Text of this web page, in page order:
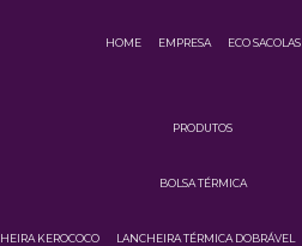
HOME EMPRESA ECO SACOLAS
PRODUTOS
BOLSA TÉRMICA
KEROCOCO LANCHEIRA TÉRMICA DOBRÁVEL